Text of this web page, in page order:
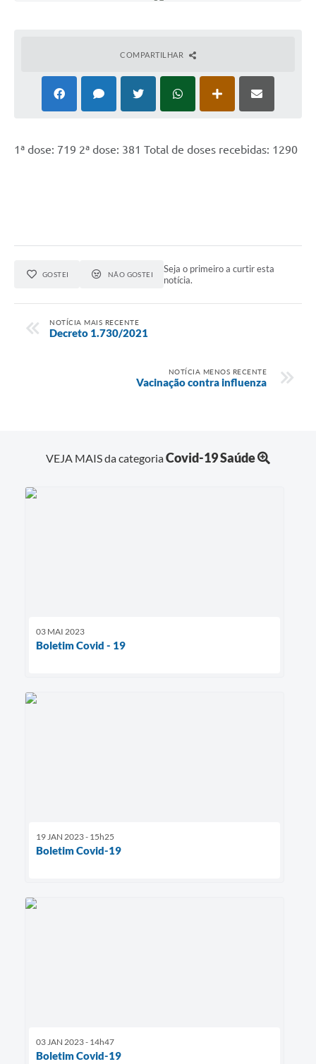
COMPARTILHAR
1ª dose: 719 2ª dose: 381 Total de doses recebidas: 1290
GOSTEI NÃO GOSTEI
Seja o primeiro a curtir esta
notícia.
NOTÍCIA MAIS RECENTE
Decreto 1.730/2021
NOTÍCIA MENOS RECENTE
Vacinação contra influenza
VEJA MAIS da categoriaCovid-19 Saúde
03 MAI 2023
Boletim Covid - 19
19 JAN 2023 - 15h25
Boletim Covid-19
03 JAN 2023 - 14h47
Boletim Covid-19